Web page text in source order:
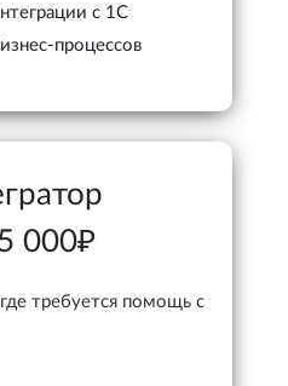
с 1С
процессов
000₽
требуется помощь с